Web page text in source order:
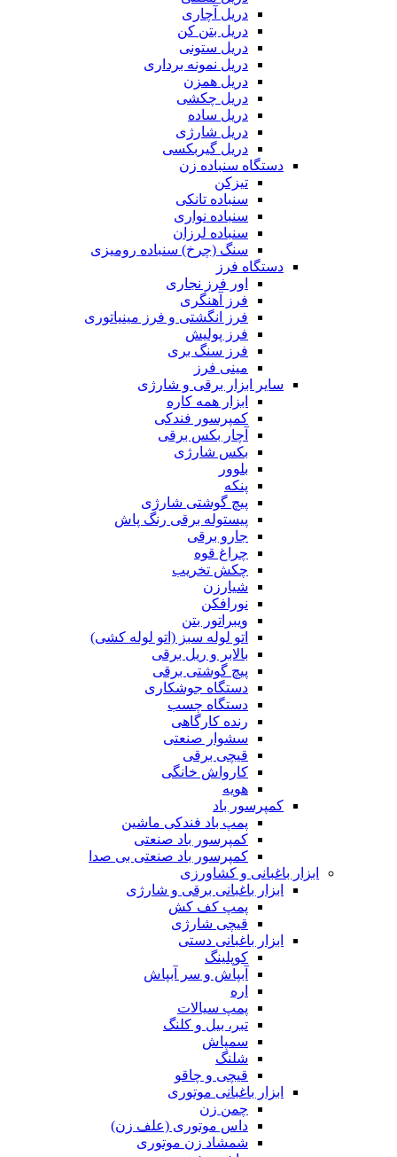
دریل آچاری
دریل بتن کن
دریل ستونی
دریل نمونه برداری
دریل همزن
دریل چکشی
دریل ساده
دریل شارژی
دریل گیربکسی
دستگاه سنباده زن
تیزکن
سنباده تانکی
سنباده نواری
سنباده لرزان
سنگ (چرخ) سنباده رومیزی
دستگاه فرز
اور فرز نجاری
فرز آهنگری
فرز انگشتی و فرز مینیاتوری
فرز پولیش
فرز سنگ بری
مینی فرز
سایر ابزار برقی و شارژی
ابزار همه کاره
کمپرسور فندکی
آچار بکس برقی
بکس شارژی
بلوور
پنکه
پیچ گوشتی شارژی
پیستوله برقی رنگ پاش
جارو برقی
چراغ قوه
چکش تخریب
شیارزن
نورافکن
ویبراتور بتن
اتو لوله سبز (اتو لوله کشی)
بالابر و ریل برقی
پیچ گوشتی برقی
دستگاه جوشکاری
دستگاه چسب
رنده کارگاهی
سشوار صنعتی
قیچی برقی
کارواش خانگی
هویه
کمپرسور باد
پمپ باد فندکی ماشین
کمپرسور باد صنعتی
کمپرسور باد صنعتی بی صدا
ابزار باغبانی و کشاورزی
ابزار باغبانی برقی و شارژی
پمپ کف کش
قیچی شارژی
ابزار باغبانی دستی
کوپلینگ
آبپاش و سر آبپاش
اره
پمپ سیالات
تبر، بیل و کلنگ
سمپاش
شلنگ
قیچی و چاقو
ابزار باغبانی موتوری
چمن زن
داس موتوری (علف زن)
شمشاد زن موتوری